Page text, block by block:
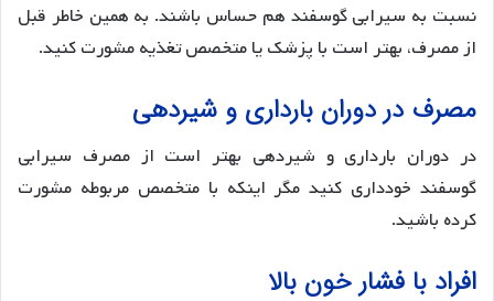
نسبت به سیرابی گوسفند هم حساس باشند. به همین خاطر قبل
از مصرف، بهتر است با پزشک یا متخصص تغذیه مشورت کنید.
مصرف در دوران بارداری و شیردهی
در دوران بارداری و شیردهی بهتر است از مصرف سیرابی
گوسفند خودداری کنید مگر اینکه با متخصص مربوطه مشورت
کرده باشید.
افراد با فشار خون بالا